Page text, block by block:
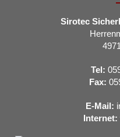
Sirotec
Tel:
Fax:
E-Mail:
Internet: